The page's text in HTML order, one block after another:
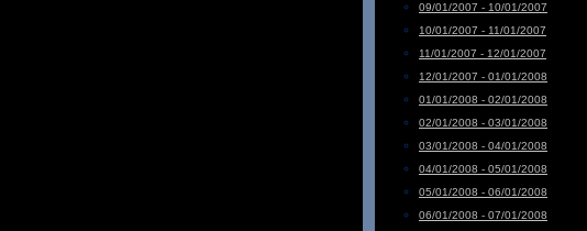
09/01/2007 - 10/01/2007
10/01/2007 - 11/01/2007
11/01/2007 - 12/01/2007
12/01/2007 - 01/01/2008
01/01/2008 - 02/01/2008
02/01/2008 - 03/01/2008
03/01/2008 - 04/01/2008
04/01/2008 - 05/01/2008
05/01/2008 - 06/01/2008
06/01/2008 - 07/01/2008